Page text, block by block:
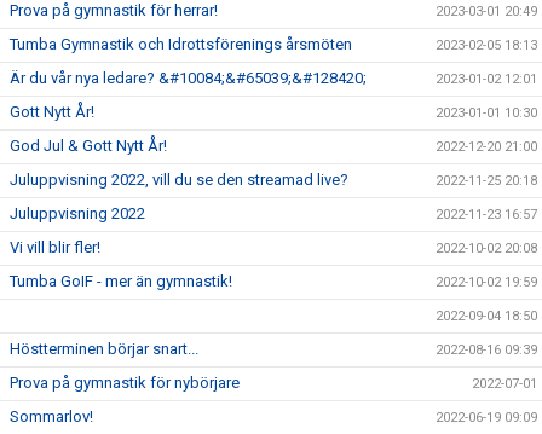
Prova på gymnastik för herrar! 2023-03-01 20:49
Tumba Gymnastik och Idrottsförenings årsmöten 2023-02-05 18:13
Är du vår nya ledare? &#10084;&#65039;&#128420; 2023-01-02 12:01
Gott Nytt År! 2023-01-01 10:30
God Jul & Gott Nytt År! 2022-12-20 21:00
Juluppvisning 2022, vill du se den streamad live? 2022-11-25 20:18
Juluppvisning 2022 2022-11-23 16:57
Vi vill blir fler! 2022-10-02 20:08
Tumba GoIF - mer än gymnastik! 2022-10-02 19:59
2022-09-04 18:50
Höstterminen börjar snart... 2022-08-16 09:39
Prova på gymnastik för nybörjare 2022-07-01
Sommarlov! 2022-06-19 09:09